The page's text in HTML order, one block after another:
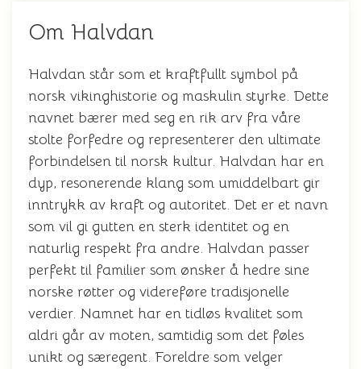
Om Halvdan
Halvdan står som et kraftfullt symbol på
norsk vikinghistorie og maskulin styrke. Dette
navnet bærer med seg en rik arv fra våre
stolte forfedre og representerer den ultimate
forbindelsen til norsk kultur. Halvdan har en
dyp, resonerende klang som umiddelbart gir
inntrykk av kraft og autoritet. Det er et navn
som vil gi gutten en sterk identitet og en
naturlig respekt fra andre. Halvdan passer
perfekt til familier som ønsker å hedre sine
norske røtter og videreføre tradisjonelle
verdier. Namnet har en tidløs kvalitet som
aldri går av moten, samtidig som det føles
unikt og særegent. Foreldre som velger